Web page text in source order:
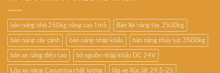
bàn nâng nhỏ 350kg nâng cao 1m5 Bán Xe nâng tay 2500kg
bàn nâng cây cảnh bàn nâng nhập khẩu bàn nâng thủy lực 3500kg
bán xe nâng điện cao bộ nguồn nhập khẩu DC 24V
Lốp xe nâng Casumina chất lượng lốp xe Xúc lật 29.5-25